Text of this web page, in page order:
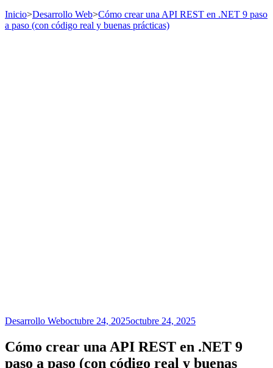
Inicio>Desarrollo Web>Cómo crear una API REST en .NET 9 paso
a paso (con código real y buenas prácticas)
Desarrollo Weboctubre 24, 2025octubre 24, 2025
Cómo crear una API REST en .NET 9
paso a paso (con código real y buenas